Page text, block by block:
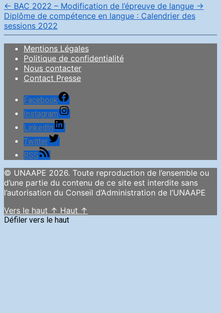
← BAC 2022 – Modification de l’épreuve de langue →
Diplôme de compétence en langue : Calendrier des
sessions 2022
Mentions Légales
Politique de confidentialité
Nous contacter
Contact Presse
Facebook
Instagram
LinkedIn
Twitter
RSS
© UNAAPE 2026. Toute reproduction de l’ensemble ou
d’une partie du contenu de ce site est interdite sans
l’autorisation du Conseil d’Administration de l’UNAAPE
Vers le haut ↑ Haut ↑
Défiler vers le haut